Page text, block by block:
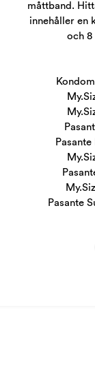
måttband.
innehåller en
och
Pasante